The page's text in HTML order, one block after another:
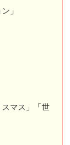
」
マス」「世